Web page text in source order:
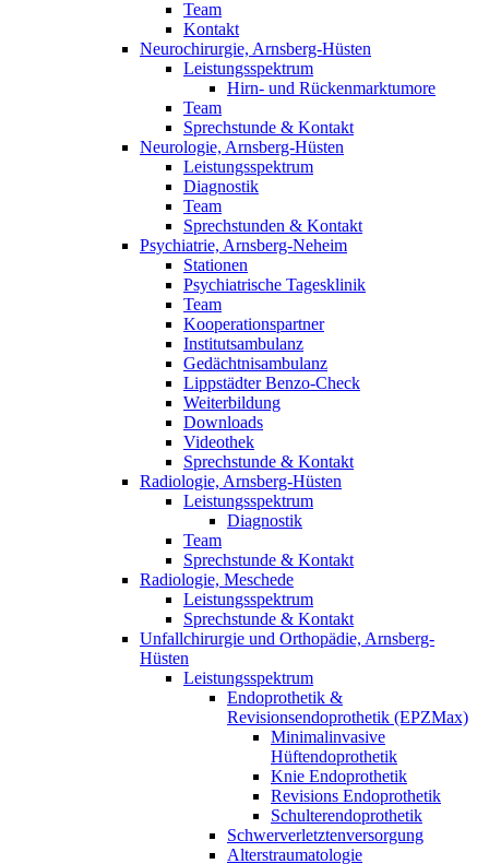
Team
Kontakt
Neurochirurgie, Arnsberg-Hüsten
Leistungsspektrum
Hirn- und Rückenmarktumore
Team
Sprechstunde & Kontakt
Neurologie, Arnsberg-Hüsten
Leistungsspektrum
Diagnostik
Team
Sprechstunden & Kontakt
Psychiatrie, Arnsberg-Neheim
Stationen
Psychiatrische Tagesklinik
Team
Kooperationspartner
Institutsambulanz
Gedächtnisambulanz
Lippstädter Benzo-Check
Weiterbildung
Downloads
Videothek
Sprechstunde & Kontakt
Radiologie, Arnsberg-Hüsten
Leistungsspektrum
Diagnostik
Team
Sprechstunde & Kontakt
Radiologie, Meschede
Leistungsspektrum
Sprechstunde & Kontakt
Unfallchirurgie und Orthopädie, Arnsberg-
Hüsten
Leistungsspektrum
Endoprothetik &
Revisionsendoprothetik (EPZMax)
Minimalinvasive
Hüftendoprothetik
Knie Endoprothetik
Revisions Endoprothetik
Schulterendoprothetik
Schwerverletztenversorgung
Alterstraumatologie